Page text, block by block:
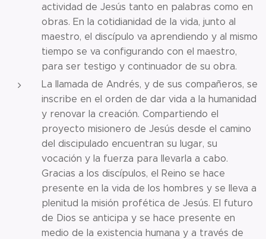
actividad de Jesús tanto en palabras como en
obras. En la cotidianidad de la vida, junto al
maestro, el discípulo va aprendiendo y al mismo
tiempo se va configurando con el maestro,
para ser testigo y continuador de su obra.
La llamada de Andrés, y de sus compañeros, se
inscribe en el orden de dar vida a la humanidad
y renovar la creación. Compartiendo el
proyecto misionero de Jesús desde el camino
del discipulado encuentran su lugar, su
vocación y la fuerza para llevarla a cabo.
Gracias a los discípulos, el Reino se hace
presente en la vida de los hombres y se lleva a
plenitud la misión profética de Jesús. El futuro
de Dios se anticipa y se hace presente en
medio de la existencia humana y a través de